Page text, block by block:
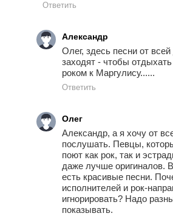
Ответить
Александр
Олег, здесь песни от
заходят - чтобы
роком к Маргулису......
Ответить
Олег
Александр, а я хочу от
послушать. Певцы,
поют как рок, так и
даже лучше оригиналов.
есть красивые песни.
исполнителей и рок-
игнорировать? Надо
показывать.